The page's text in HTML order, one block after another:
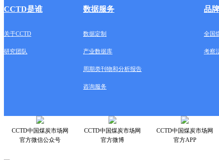
CCTD是谁 数据服务 品
关于CCTD 数据定制 全国
研究团队 产业数据库 考察
周期类刊物和分析报告
咨询服务
CCTD中国煤炭市场网
官方微信公众号
CCTD中国煤炭市场网
官方微博
CCTD中国煤炭市场网
官方APP